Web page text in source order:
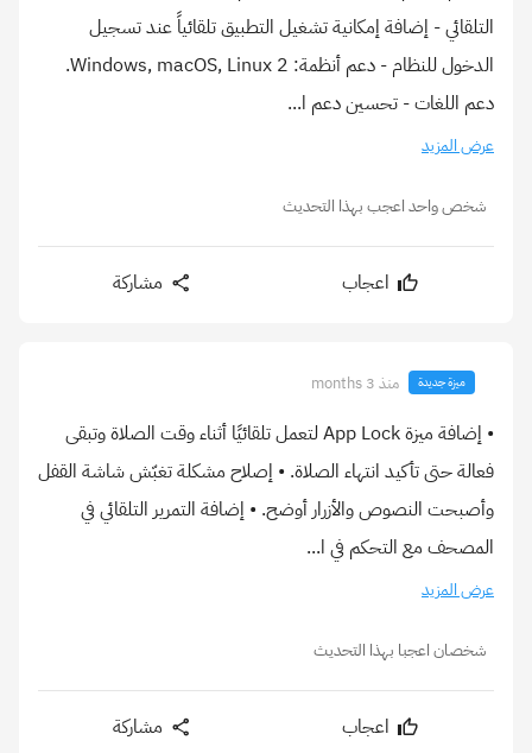
التلقائي - إضافة إمكانية تشغيل التطبيق تلقائياً عند تسجيل
الدخول للنظام - دعم أنظمة: Windows, macOS, Linux 2.
دعم اللغات - تحسين دعم ا...
عرض المزيد
شخص واحد اعجب بهذا التحديث
اعجاب مشاركة
ميزة جديدة منذ 3 months
• إضافة ميزة App Lock لتعمل تلقائيًا أثناء وقت الصلاة وتبقى
فعالة حتى تأكيد انتهاء الصلاة. • إصلاح مشكلة تغبّش شاشة القفل
وأصبحت النصوص والأزرار أوضح. • إضافة التمرير التلقائي في
المصحف مع التحكم في ا...
عرض المزيد
شخصان اعجبا بهذا التحديث
اعجاب مشاركة